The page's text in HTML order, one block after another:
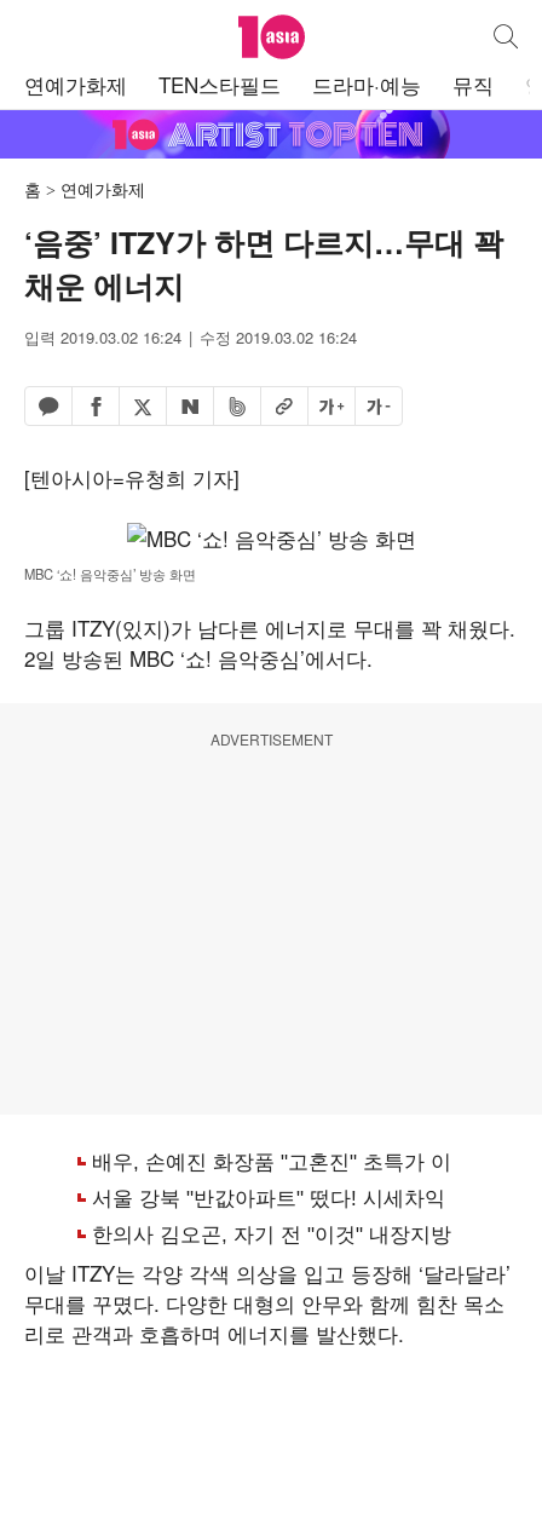
텐아시아 통합
연예가화제 TEN스타필드 드라마·예능 뮤직
홈 연예가화제
‘음중’ ITZY가 하면 다르지…무대 꽉
채운 에너지
입력 2019.03.02 16:24 수정 2019.03.02 16:24
카카오톡 공유하기
페이스북 공유하기
엑스 공유하기
네이버 공유하기
밴드 공유하기
URL복사글자 크게글자 작게
[텐아시아=유청희 기자]
MBC ‘쇼! 음악중심’ 방송 화면
그룹 ITZY(있지)가 남다른 에너지로 무대를 꽉 채웠다.
2일 방송된 MBC ‘쇼! 음악중심’에서다.
ADVERTISEMENT
이날 ITZY는 각양 각색 의상을 입고 등장해 ‘달라달라’
무대를 꾸몄다. 다양한 대형의 안무와 함께 힘찬 목소
리로 관객과 호흡하며 에너지를 발산했다.